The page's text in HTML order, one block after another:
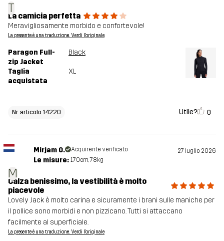
T
La camicia perfetta
Meravigliosamente morbido e confortevole!
La presente è una traduzione. Verdi l'originale
Paragon Full-
zip Jacket
Black
Taglia
acquistata
XL
Nr articolo 14220 Utile? 0
M
Mirjam O. Acquirente verificato 27 luglio 2026
Le misure: 170cm, 78kg
Calza benissimo, la vestibilità è molto
piacevole
Lovely Jack è molto carina e sicuramente i brani sulle maniche per
il pollice sono morbidi e non pizzicano. Tutti si attaccano
facilmente al superficiale.
La presente è una traduzione. Verdi l'originale